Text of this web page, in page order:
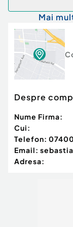
Mai
Despre
Nume Firma:
Cui:
Telefon:
Email:
Adresa: